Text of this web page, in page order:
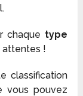
chaque type
attentes !
classification
vous pouvez